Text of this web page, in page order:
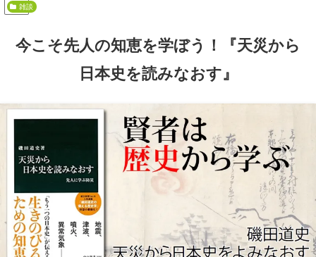
PR
今こそ先人の知恵を学ぼう！『天災から
日本史を読みなおす』
雑談